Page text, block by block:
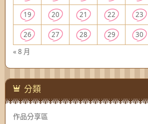
« 8 月
19 20 21 22 23
26 27 28 29 30
分類
作品分享區